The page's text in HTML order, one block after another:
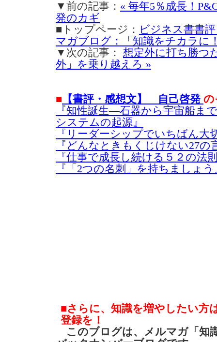
▼前の記事： « 毎年5％成長！
発のカギ
■トップページ： ビジネス書書
マガブログ：「知識をチカラに
▼次の記事： 想定外に打ち勝つ
外」を乗り越えろ »
■ 【書評・感想文】 自己啓発 の
『知性誕生―石器から宇宙船ま
システムの起源』
『リーダーシップでいちばん大
『どんなときもくじけない27の
『仕事で成長し続ける５２の法
『「2つの名刺」を持ちましょ
■さらに、知識を増やしたい方
登録を！
このブログは、メルマガ「知